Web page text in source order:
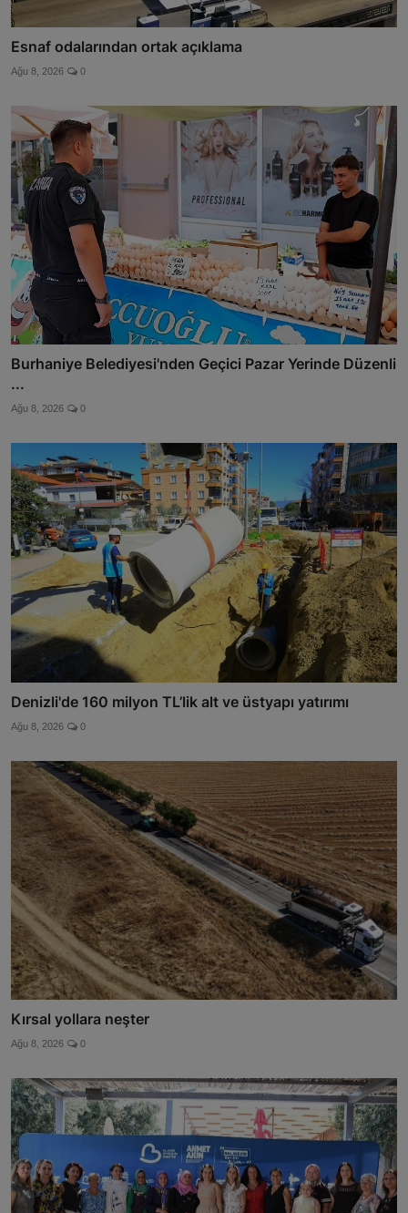
Esnaf odalarından ortak açıklama
Ağu 8, 2026 0
Burhaniye Belediyesi'nden Geçici Pazar Yerinde Düzenli
...
Ağu 8, 2026 0
Denizli'de 160 milyon TL’lik alt ve üstyapı yatırımı
Ağu 8, 2026 0
Kırsal yollara neşter
Ağu 8, 2026 0